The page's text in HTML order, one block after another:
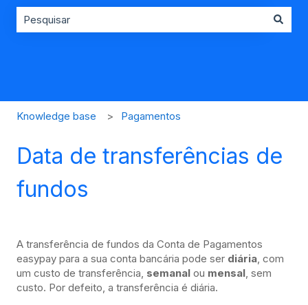
Knowledge base Pagamentos
Data de transferências de
fundos
A transferência de fundos da Conta de Pagamentos
easypay para a sua conta bancária pode ser diária , com
um custo de transferência, semanal ou mensal , sem
custo. Por defeito, a transferência é diária.